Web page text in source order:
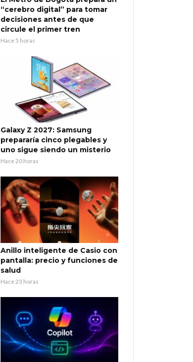
“cerebro digital” para tomar
decisiones antes de que
circule el primer tren
Hace 5 horas
Galaxy Z 2027: Samsung
prepararía cinco plegables y
uno sigue siendo un misterio
Hace 20 horas
Anillo inteligente de Casio con
pantalla: precio y funciones de
salud
Hace 23 horas